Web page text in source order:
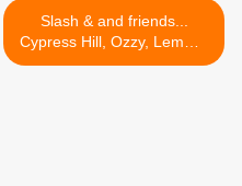
Slash & and friends...
Cypress Hill, Ozzy, Lemmy,
Kid Rock... >